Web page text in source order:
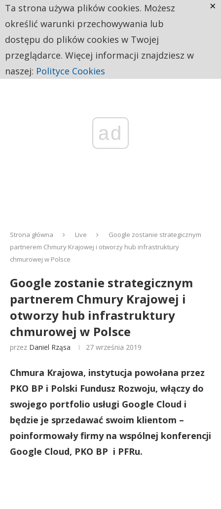
ad
Strona główna Live
Google zostanie strategicznym
partnerem Chmury Krajowej i otworzy hub infrastruktury
chmurowej w Polsce
Google zostanie strategicznym
partnerem Chmury Krajowej i
otworzy hub infrastruktury
chmurowej w Polsce
przez Daniel Rząsa 27 września 2019
Chmura Krajowa, instytucja powołana przez
PKO BP i Polski Fundusz Rozwoju, włączy do
swojego portfolio usługi Google Cloud i
będzie je sprzedawać swoim klientom –
poinformowały firmy na wspólnej konferencji
Google Cloud, PKO BP i PFRu.
Ta strona używa plików cookies. Możesz
określić warunki przechowywania lub
dostępu do plików cookies w Twojej
przeglądarce. Więcej informacji znajdziesz w
naszej: Polityce Cookies
×